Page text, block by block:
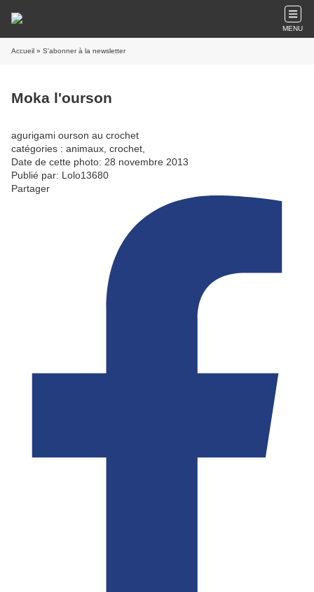
MENU
Accueil » S'abonner à la newsletter
Moka l'ourson
agurigami ourson au crochet
catégories : animaux, crochet,
Date de cette photo: 28 novembre 2013
Publié par: Lolo13680
Partager